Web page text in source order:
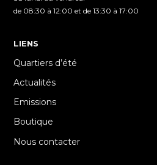
de 08:30 à 12:00 et de 13:30 à 17:00
LIENS
Quartiers d’été
Actualités
Emissions
Boutique
Nous contacter